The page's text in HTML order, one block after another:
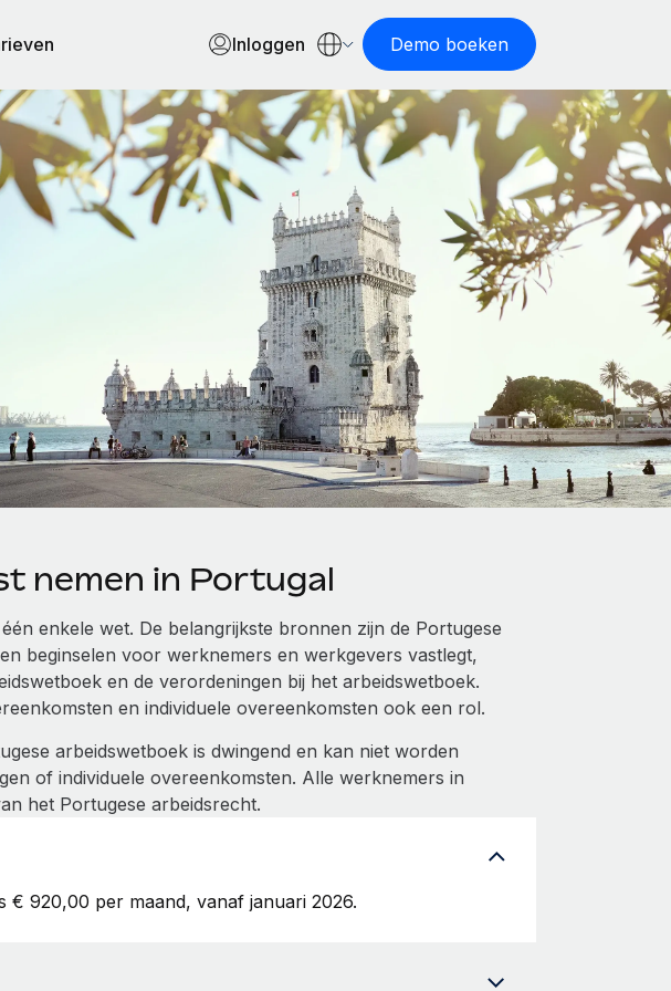
Inloggen Demo boeken
nemen in Portugal
enkele wet. De belangrijkste bronnen zijn de Portugese
beginselen voor werknemers en werkgevers vastlegt,
en de verordeningen bij het arbeidswetboek.
en individuele overeenkomsten ook een rol.
arbeidswetboek is dwingend en kan niet worden
of individuele overeenkomsten. Alle werknemers in
het Portugese arbeidsrecht.
€ 920,00 per maand, vanaf januari 2026.